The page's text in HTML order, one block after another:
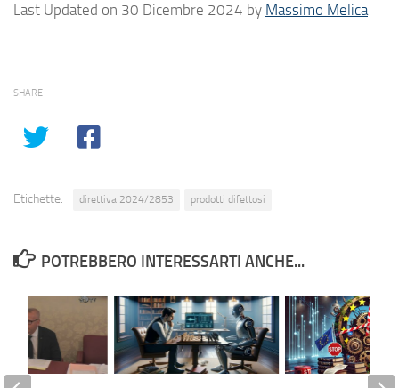
Last Updated on 30 Dicembre 2024 by Massimo Melica
SHARE
Etichette: direttiva 2024/2853 prodotti difettosi
POTREBBERO INTERESSARTI ANCHE...